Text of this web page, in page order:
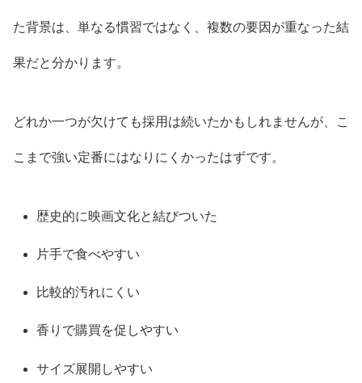
た背景は、単なる慣習ではなく、複数の要因が重なった結
果だと分かります。
どれか一つが欠けても採用は続いたかもしれませんが、こ
こまで強い定番にはなりにくかったはずです。
歴史的に映画文化と結びついた
片手で食べやすい
比較的汚れにくい
香りで購買を促しやすい
サイズ展開しやすい